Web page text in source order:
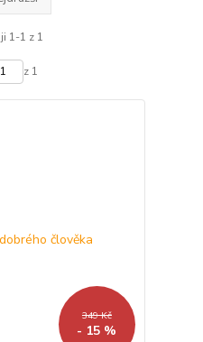
1-1 z 1
z 1
349 Kč
- 15 %